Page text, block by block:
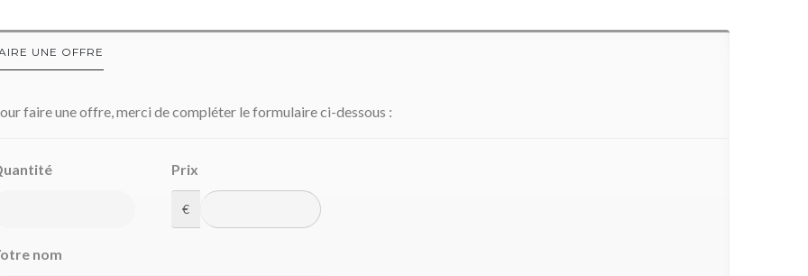
UNE OFFRE
faire une offre, merci de compléter le formulaire ci-dessous :
Prix
€
nom